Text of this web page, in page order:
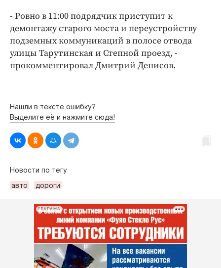
- Ровно в 11:00 подрядчик приступит к
демонтажу старого моста и переустройству
подземных коммуникаций в полосе отвода
улицы Тарутинская и Степной проезд, -
прокомментировал Дмитрий Денисов.
Нашли в тексте ошибку?
Выделите её и нажмите сюда!
Новости по тегу
авто
дороги
РЕКЛАМА